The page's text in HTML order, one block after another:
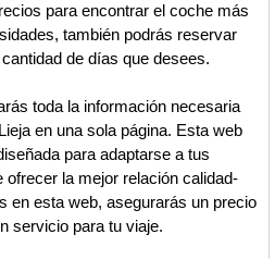
para encontrar el coche más
también podrás reservar
de días que desees.
toda la información necesaria
en una sola página. Esta web
para adaptarse a tus
ofrecer la mejor relación calidad-
en esta web, asegurarás un precio
servicio para tu viaje.